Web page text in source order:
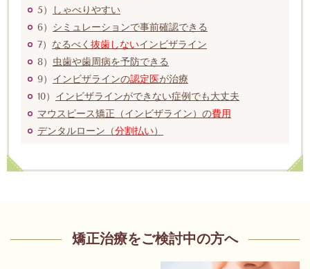
5）
しゃべりやすい
6） シミュレーションで事前確認できる
7） なるべく 抜歯しないインビザライン
8） 虫歯や歯周病を予防できる
9） インビザラインの認定医が治療
10） インビザラインができない症例でも大丈夫
マウスピース矯正（インビザライン）の費用
デンタルローン（分割払い）
矯正治療をご検討中の方へ